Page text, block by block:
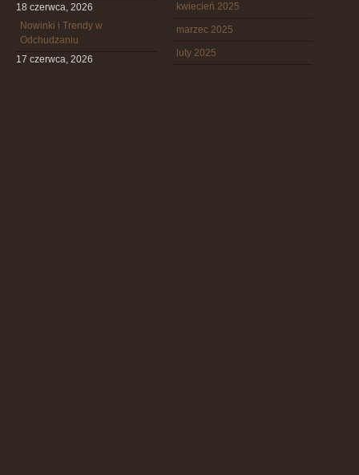
18 czerwca, 2026
Nowinki i Trendy w
Odchudzaniu
17 czerwca, 2026
kwiecień 2025
marzec 2025
luty 2025